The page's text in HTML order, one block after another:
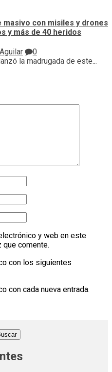
masivo con misiles y drones
y más de 40 heridos
0
la madrugada de este...
y web en este
que comente.
con los siguientes
con cada nueva entrada.